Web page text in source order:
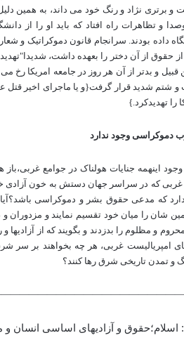
و برتری نژاد و رنگ خود می داند، به همین
و تظاهرات راه افتاد که باید او را از
داده بودند. سرانجام قانون دموکراتیک و
از حقوق از آن دختر را بعهده داشت،
قبیل و بدتر از آن هر روز در جامعه
شتم شدید قرار گرفت{و یا ماجرای اخیر قتل
را تهدیدکرد.}
دموکراسی وجود ندارد
وجود اینهمه جنایات هولناک در جوامع
غربی که در سراسر جهان دستش به خون آزادی
که مدعی حقوق بشر و دموکراسی
شان را میان خود تقسیم نمایند و مزدوران
و مظلوم را بدزدند و بگویند که از
امپریالیست غربی، هر چه بخواهند بر سر
و تمدن تاریخی شرق رها کنند؟
اسلام؛حقوق و آزادیهای اساسی انسان